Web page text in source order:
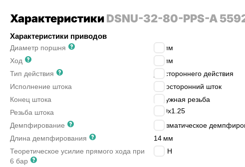
ХарактеристикиDSNU-32-80-PPS-A
Характеристики приводов
Диаметр поршня
мм
Ход
мм
Тип действия
двустороннего действия
Исполнение штока
односторонний шток
Конец штока
наружная резьба
Резьба штока
M10x1.25
Демпфирование
пневматическое
Длина демпфирования
14 мм
Теоретическое усилие прямого хода при
6 бар
Н